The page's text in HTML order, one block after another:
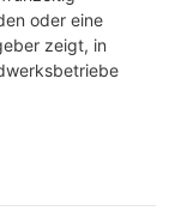
oder eine
zeigt, in